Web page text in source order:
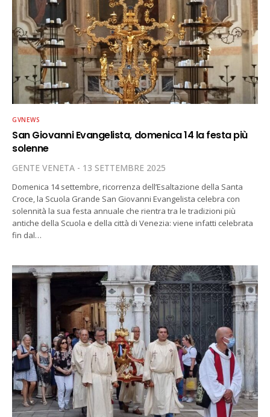
GVNEWS
San Giovanni Evangelista, domenica 14 la festa più
solenne
GENTE VENETA 13 SETTEMBRE 2025
Domenica 14 settembre, ricorrenza dell’Esaltazione della Santa
Croce, la Scuola Grande San Giovanni Evangelista celebra con
solennità la sua festa annuale che rientra tra le tradizioni più
antiche della Scuola e della città di Venezia: viene infatti celebrata
fin dal…